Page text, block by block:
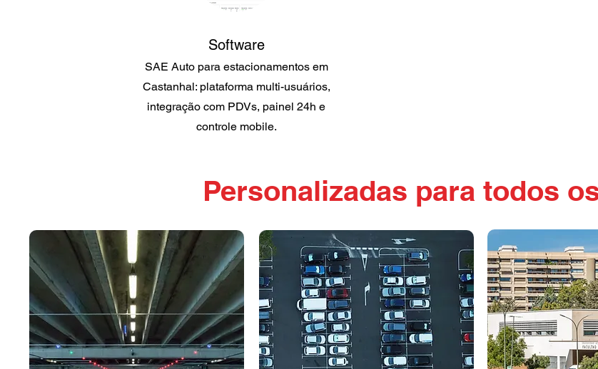
Software
SAE Auto para estacionamentos em
Castanhal: plataforma multi-usuários,
integração com PDVs, painel 24h e
controle mobile.
Personalizadas para todos